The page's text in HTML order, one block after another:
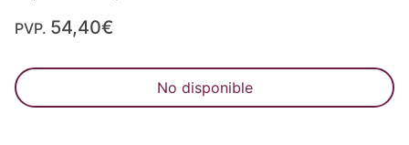
PVP. 54,40€
No disponible